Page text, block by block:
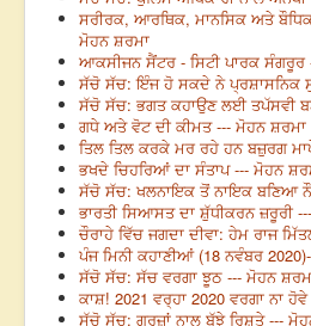
ਸਰੀਰਕ, ਆਰਥਿਕ, ਮਾਨਸਿਕ ਅਤੇ
ਮੋਹਨ ਸ਼ਰਮਾ
ਆਕਸੀਜਨ ਸੈਂਟਰ - ਸਿਟੀ ਪਾਰਕ ਸੰਗਰੂਰ
ਸੱਚੋ ਸੱਚ: ਇੰਜ ਹੋ ਸਕਦੇ ਨੇ ਪ੍ਰਸ਼ਾਸਨਿਕ
ਸੱਚੋ ਸੱਚ: ਭਗਤ ਕਹਾਉਣ ਲਈ ਤਪੱਸਵੀ
ਗਧੇ ਅਤੇ ਵੋਟ ਦੀ ਕੀਮਤ --- ਮੋਹਨ ਸ਼ਰਮਾ
ਤਿਲ ਤਿਲ ਕਰਕੇ ਮਰ ਰਹੇ ਹਨ ਬਜ਼ੁਰਗ
ਭਖਦੇ ਚਿਹਰਿਆਂ ਦਾ ਸੰਤਾਪ --- ਮੋਹਨ
ਸੱਚੋ ਸੱਚ: ਖਲਨਾਇਕ ਤੋਂ ਨਾਇਕ ਬਣਿਆ
ਭਾਰਤੀ ਸਿਆਸਤ ਦਾ ਸ਼ੁੱਧੀਕਰਨ ਜ਼ਰੂਰੀ
ਚੌਰਾਹੇ ਵਿੱਚ ਜਗਦਾ ਦੀਵਾ: ਹੇਮ ਰਾਜ
ਪੰਜ ਮਿਨੀ ਕਹਾਣੀਆਂ (18 ਨਵੰਬਰ
ਸੱਚੋ ਸੱਚ: ਸੱਚ ਵਰਗਾ ਝੂਠ --- ਮੋਹਨ
ਕਾਸ਼! 2021 ਵਰ੍ਹਾ 2020 ਵਰਗਾ ਨਾ
ਸੱਚੋ ਸੱਚ: ਗਰਜ਼ਾਂ ਨਾਲ ਬੱਝੇ ਰਿਸ਼ਤੇ ---